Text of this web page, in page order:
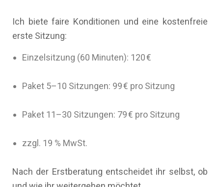
Ich biete faire Konditionen und eine kostenfreie
erste Sitzung:
Einzelsitzung (60 Minuten): 120 €
Paket 5–10 Sitzungen: 99 € pro Sitzung
Paket 11–30 Sitzungen: 79 € pro Sitzung
zzgl. 19 % MwSt.
Nach der Erstberatung entscheidet ihr selbst, ob